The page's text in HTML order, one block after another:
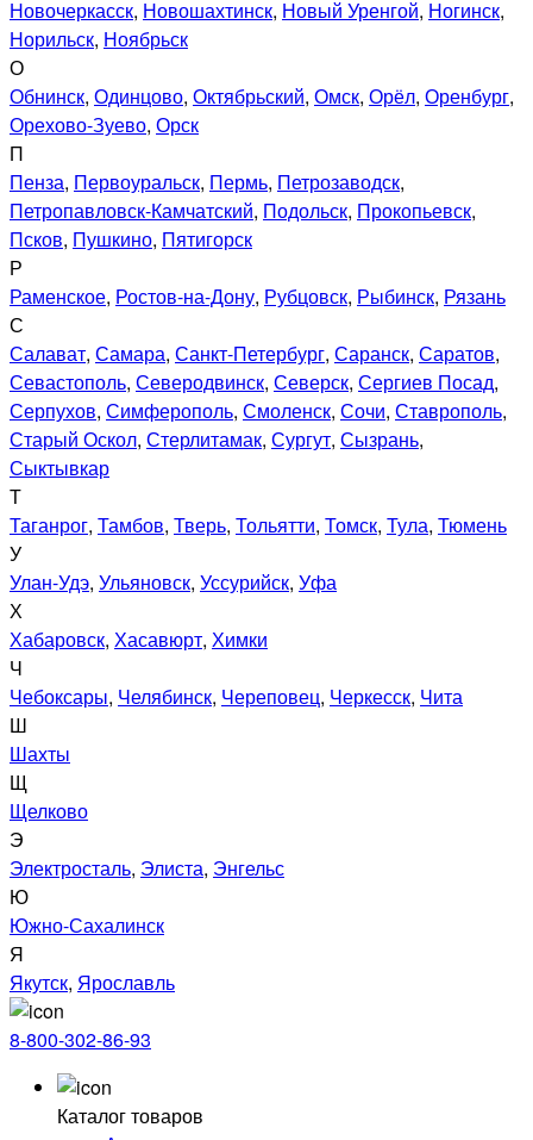
Новочеркасск, Новошахтинск, Новый Уренгой, Ногинск,
Норильск, Ноябрьск
О
Обнинск, Одинцово, Октябрьский, Омск, Орёл, Оренбург,
Орехово-Зуево, Орск
П
Пенза, Первоуральск, Пермь, Петрозаводск,
Петропавловск-Камчатский, Подольск, Прокопьевск,
Псков, Пушкино, Пятигорск
Р
Раменское, Ростов-на-Дону, Рубцовск, Рыбинск, Рязань
С
Салават, Самара, Санкт-Петербург, Саранск, Саратов,
Севастополь, Северодвинск, Северск, Сергиев Посад,
Серпухов, Симферополь, Смоленск, Сочи, Ставрополь,
Старый Оскол, Стерлитамак, Сургут, Сызрань,
Сыктывкар
Т
Таганрог, Тамбов, Тверь, Тольятти, Томск, Тула, Тюмень
У
Улан-Удэ, Ульяновск, Уссурийск, Уфа
Х
Хабаровск, Хасавюрт, Химки
Ч
Чебоксары, Челябинск, Череповец, Черкесск, Чита
Ш
Шахты
Щ
Щелково
Э
Электросталь, Элиста, Энгельс
Ю
Южно-Сахалинск
Я
Якутск, Ярославль
8-800-302-86-93
Каталог товаров